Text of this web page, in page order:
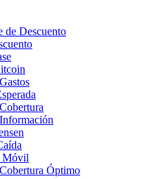
de Descuento
Móvil
Óptimo